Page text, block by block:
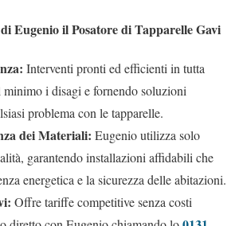
Eugenio il Posatore di Tapparelle Gavi
Interventi pronti ed efficienti in tutta
i disagi e fornendo soluzioni
problema con le tapparelle.
dei Materiali: Eugenio utilizza solo
garantendo installazioni affidabili che
energetica e la sicurezza delle abitazioni.
Offre tariffe competitive senza costi